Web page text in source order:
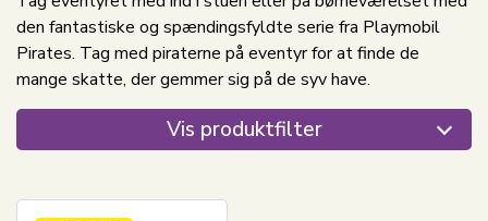
den fantastiske og spændingsfyldte serie fra Playmobil
Pirates. Tag med piraterne på eventyr for at finde de
mange skatte, der gemmer sig på de syv have.
Vis produktfilter